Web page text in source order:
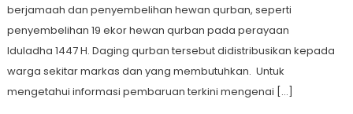
berjamaah dan penyembelihan hewan qurban, seperti
penyembelihan 19 ekor hewan qurban pada perayaan
Iduladha 1447 H. Daging qurban tersebut didistribusikan kepada
warga sekitar markas dan yang membutuhkan. Untuk
mengetahui informasi pembaruan terkini mengenai […]